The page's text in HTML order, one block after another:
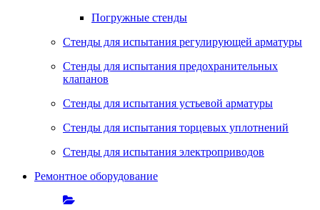
Погружные стенды
Стенды для испытания регулирующей арматуры
Стенды для испытания предохранительных
клапанов
Стенды для испытания устьевой арматуры
Стенды для испытания торцевых уплотнений
Стенды для испытания электроприводов
Ремонтное оборудование